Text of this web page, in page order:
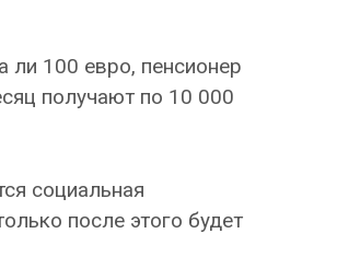
ли 100 евро, пенсионер
получают по 10 000
социальная
после этого будет